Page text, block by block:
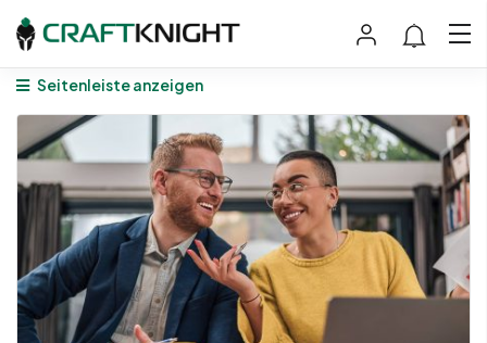
Seitenleiste anzeigen